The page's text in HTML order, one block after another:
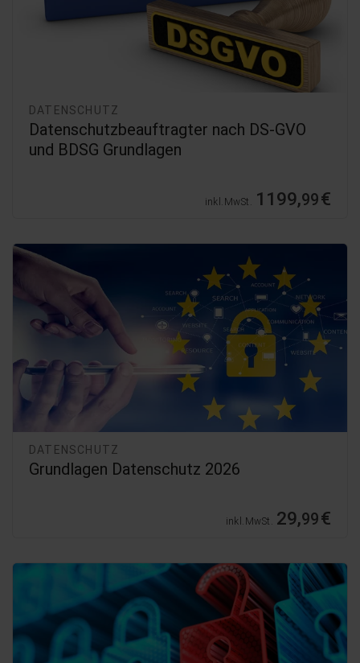
DATENSCHUTZ
Datenschutzbeauftragter nach DS-GVO
und BDSG Grundlagen
inkl. MwSt. 1199,99€
DATENSCHUTZ
Grundlagen Datenschutz 2026
inkl. MwSt. 29,99€